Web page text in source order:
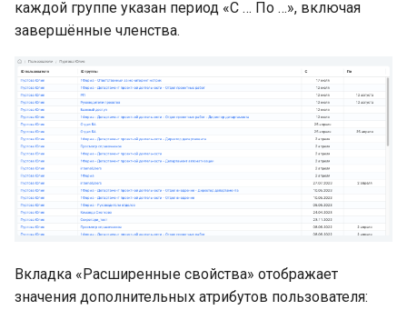
каждой группе указан период «С … По …», включая
завершённые членства.
Вкладка «Расширенные свойства» отображает
значения дополнительных атрибутов пользователя: